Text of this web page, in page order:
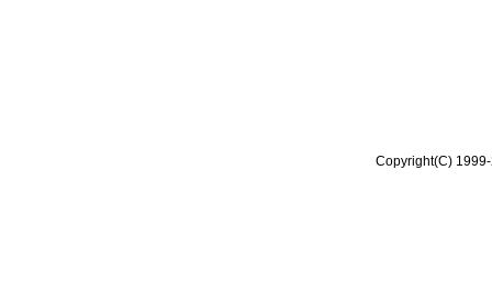
Copyright(C)